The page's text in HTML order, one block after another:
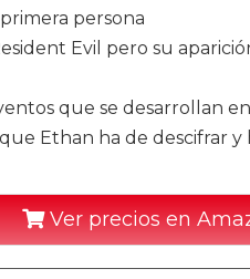
persona
Evil pero su
que se desarrollan en
Ethan ha de descifrar y
Ver precios en